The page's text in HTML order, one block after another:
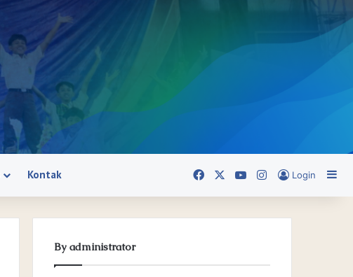
Kontak Facebook YouTubeInstagram
Login
By administrator